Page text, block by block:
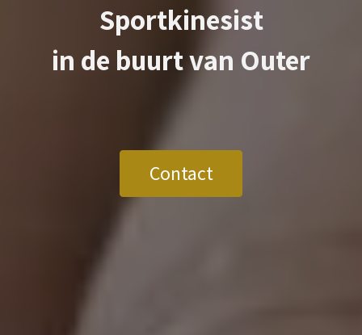
Sportkinesist
in de buurt van Outer
Contact